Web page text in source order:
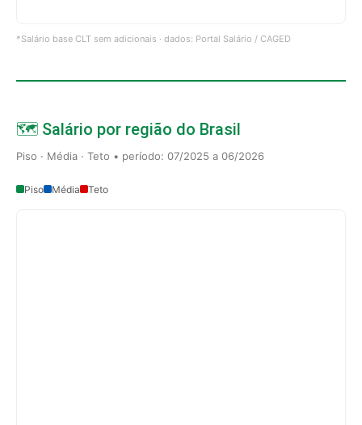
*Salário base CLT sem adicionais · dados: Portal Salário / CAGED
🗺️ Salário por região do Brasil
Piso · Média · Teto • período: 07/2025 a 06/2026
Piso Média Teto